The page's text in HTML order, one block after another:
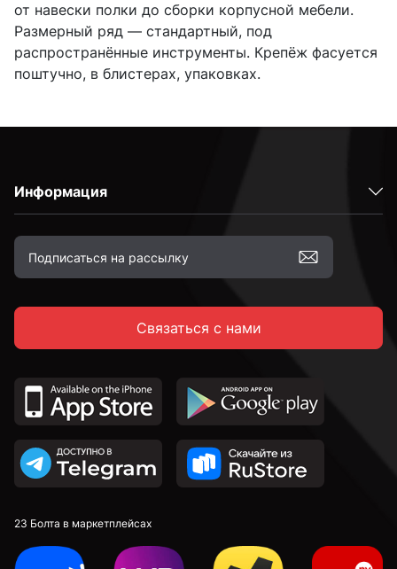
от навески полки до сборки корпусной мебели.
Размерный ряд — стандартный, под
распространённые инструменты. Крепёж фасуется
поштучно, в блистерах, упаковках.
Информация
Связаться с нами
23 Болта в маркетплейсах